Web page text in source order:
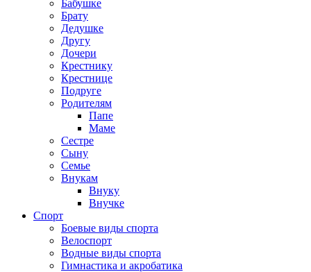
Бабушке
Брату
Дедушке
Другу
Дочери
Крестнику
Крестнице
Подруге
Родителям
Папе
Маме
Сестре
Сыну
Семье
Внукам
Внуку
Внучке
Спорт
Боевые виды спорта
Велоспорт
Водные виды спорта
Гимнастика и акробатика